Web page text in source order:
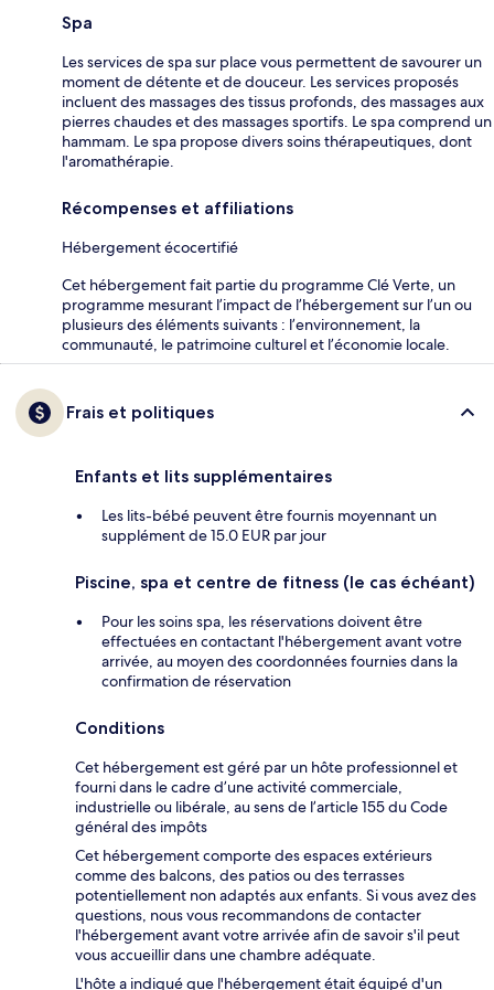
Spa
Les services de spa sur place vous permettent de savourer un
moment de détente et de douceur. Les services proposés
incluent des massages des tissus profonds, des massages aux
pierres chaudes et des massages sportifs. Le spa comprend un
hammam. Le spa propose divers soins thérapeutiques, dont
l'aromathérapie.
Récompenses et affiliations
Hébergement écocertifié
Cet hébergement fait partie du programme Clé Verte, un
programme mesurant l’impact de l’hébergement sur l’un ou
plusieurs des éléments suivants : l’environnement, la
communauté, le patrimoine culturel et l’économie locale.
Frais et politiques
Enfants et lits supplémentaires
Les lits-bébé peuvent être fournis moyennant un
supplément de 15.0 EUR par jour
Piscine, spa et centre de fitness (le cas échéant)
Pour les soins spa, les réservations doivent être
effectuées en contactant l'hébergement avant votre
arrivée, au moyen des coordonnées fournies dans la
confirmation de réservation
Conditions
Cet hébergement est géré par un hôte professionnel et
fourni dans le cadre d’une activité commerciale,
industrielle ou libérale, au sens de l’article 155 du Code
général des impôts
Cet hébergement comporte des espaces extérieurs
comme des balcons, des patios ou des terrasses
potentiellement non adaptés aux enfants. Si vous avez des
questions, nous vous recommandons de contacter
l'hébergement avant votre arrivée afin de savoir s'il peut
vous accueillir dans une chambre adéquate.
L'hôte a indiqué que l'hébergement était équipé d'un